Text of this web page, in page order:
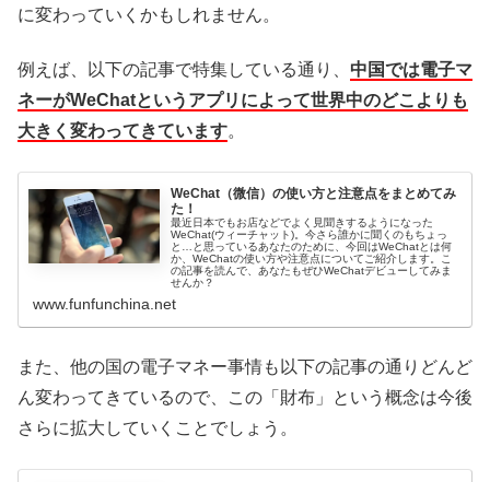
に変わっていくかもしれません。
例えば、以下の記事で特集している通り、 中国では電子マ
ネーがWeChatというアプリによって世界中のどこよりも
大きく変わってきています。
WeChat（微信）の使い方と注意点をまとめてみ
た！
最近日本でもお店などでよく見聞きするようになった
WeChat(ウィーチャット)。今さら誰かに聞くのもちょっ
と…と思っているあなたのために、今回はWeChatとは何
か、WeChatの使い方や注意点についてご紹介します。こ
の記事を読んで、あなたもぜひWeChatデビューしてみま
せんか？
www.funfunchina.net
また、他の国の電子マネー事情も以下の記事の通りどんど
ん変わってきているので、この「財布」という概念は今後
さらに拡大していくことでしょう。